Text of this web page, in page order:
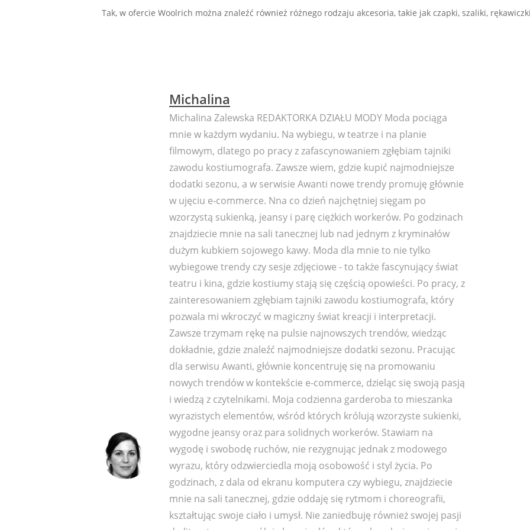
Tak, w ofercie Woolrich można znaleźć również różnego rodzaju akcesoria, takie jak czapki, szaliki,
Michalina
Michalina Zalewska REDAKTORKA DZIAŁU MODY Moda pociąga
mnie w każdym wydaniu. Na wybiegu, w teatrze i na planie
filmowym, dlatego po pracy z zafascynowaniem zgłębiam tajniki
zawodu kostiumografa. Zawsze wiem, gdzie kupić najmodniejsze
dodatki sezonu, a w serwisie Awanti nowe trendy promuję głównie
w ujęciu e-commerce. Nna co dzień najchętniej sięgam po
wzorzystą sukienką, jeansy i parę ciężkich workerów. Po godzinach
znajdziecie mnie na sali tanecznej lub nad jednym z kryminałów
dużym kubkiem sojowego kawy. Moda dla mnie to nie tylko
wybiegowe trendy czy sesje zdjęciowe - to także fascynujący świat
teatru i kina, gdzie kostiumy stają się częścią opowieści. Po pracy, z
zainteresowaniem zgłębiam tajniki zawodu kostiumografa, który
pozwala mi wkroczyć w magiczny świat kreacji i interpretacji.
Zawsze trzymam rękę na pulsie najnowszych trendów, wiedząc
dokładnie, gdzie znaleźć najmodniejsze dodatki sezonu. Pracując
dla serwisu Awanti, głównie koncentruję się na promowaniu
nowych trendów w kontekście e-commerce, dzieląc się swoją pasją
i wiedzą z czytelnikami. Moja codzienna garderoba to mieszanka
wyrazistych elementów, wśród których królują wzorzyste sukienki,
wygodne jeansy oraz para solidnych workerów. Stawiam na
wygodę i swobodę ruchów, nie rezygnując jednak z modowego
wyrazu, który odzwierciedla moją osobowość i styl życia. Po
godzinach, z dala od ekranu komputera czy wybiegu, znajdziecie
mnie na sali tanecznej, gdzie oddaję się rytmom i choreografii,
kształtując swoje ciało i umysł. Nie zaniedbuję również swojej pasji